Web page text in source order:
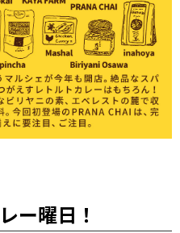
ー曜日！